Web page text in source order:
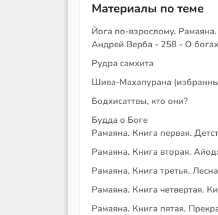
Материалы по теме
Йога по-взрослому.
Андрей Верба - 258 - О
Рудра самхита
Шива-Махапурана
Бодхисаттвы, кто они?
Будда о Боге
Рамаяна. Книга первая.
Рамаяна. Книга вторая.
Рамаяна. Книга третья.
Рамаяна. Книга четвертая.
Рамаяна. Книга пятая.